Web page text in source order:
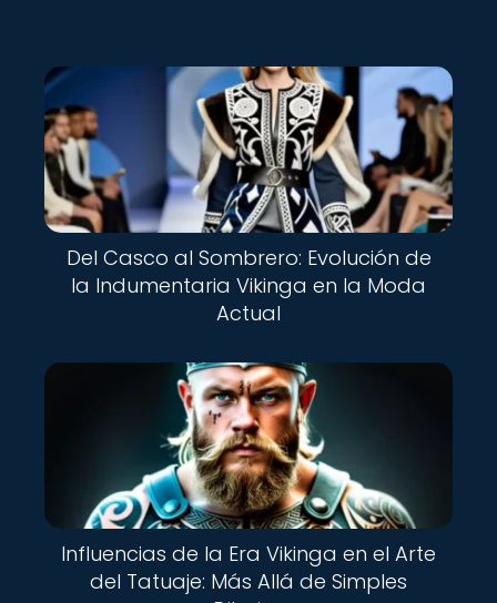
Del Casco al Sombrero: Evolución de
la Indumentaria Vikinga en la Moda
Actual
Influencias de la Era Vikinga en el Arte
del Tatuaje: Más Allá de Simples